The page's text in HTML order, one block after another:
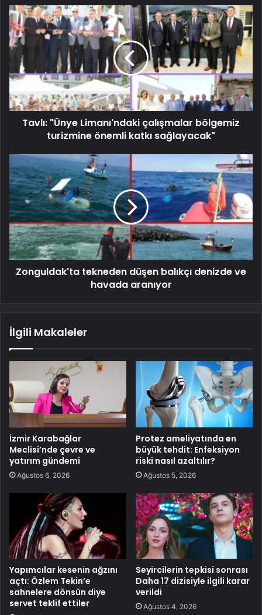
Tavlı: "Ünye Limanı'ndaki çalışmalar bölgemiz
turizmine önemli katkı sağlayacak"
Zonguldak'ta tekneden düşen balıkçı denizde ve
havada aranıyor
İlgili Makaleler
İzmir Karabağlar
Meclisi’nde çevre ve
yatırım gündemi
Ağustos 6, 2026
Protez ameliyatında en
büyük tehdit: Enfeksiyon
riski nasıl azaltılır?
Ağustos 5, 2026
Yapımcılar kesenin ağzını
açtı: Özlem Tekin’e
sahnelere dönsün diye
servet teklif ettiler
Seyircilerin tepkisi sonrası
Daha 17 dizisiyle ilgili karar
verildi
Ağustos 4, 2026